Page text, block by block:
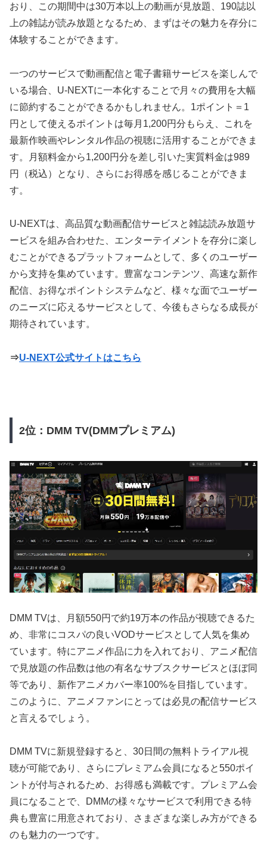
おり、この期間中は30万本以上の動画が見放題、190誌以
上の雑誌が読み放題となるため、まずはその魅力を存分に
体験することができます。
一つのサービスで動画配信と電子書籍サービスを楽しんで
いる場合、U-NEXTに一本化することで月々の費用を大幅
に節約することができるかもしれません。1ポイント＝1
円として使えるポイントは毎月1,200円分もらえ、これを
最新作映画やレンタル作品の視聴に活用することができま
す。月額料金から1,200円分を差し引いた実質料金は989
円（税込）となり、さらにお得感を感じることができま
す。
U-NEXTは、高品質な動画配信サービスと雑誌読み放題サ
ービスを組み合わせた、エンターテイメントを存分に楽し
むことができるプラットフォームとして、多くのユーザー
から支持を集めています。豊富なコンテンツ、高速な新作
配信、お得なポイントシステムなど、様々な面でユーザー
のニーズに応えるサービスとして、今後もさらなる成長が
期待されています。
⇒U-NEXT公式サイトはこちら
2位：DMM TV(DMMプレミアム)
DMM TVは、月額550円で約19万本の作品が視聴できるた
め、非常にコスパの良いVODサービスとして人気を集め
ています。特にアニメ作品に力を入れており、アニメ配信
で見放題の作品数は他の有名なサブスクサービスとほぼ同
等であり、新作アニメカバー率100%を目指しています。
このように、アニメファンにとっては必見の配信サービス
と言えるでしょう。
DMM TVに新規登録すると、30日間の無料トライアル視
聴が可能であり、さらにプレミアム会員になると550ポイ
ントが付与されるため、お得感も満載です。プレミアム会
員になることで、DMMの様々なサービスで利用できる特
典も豊富に用意されており、さまざまな楽しみ方ができる
のも魅力の一つです。